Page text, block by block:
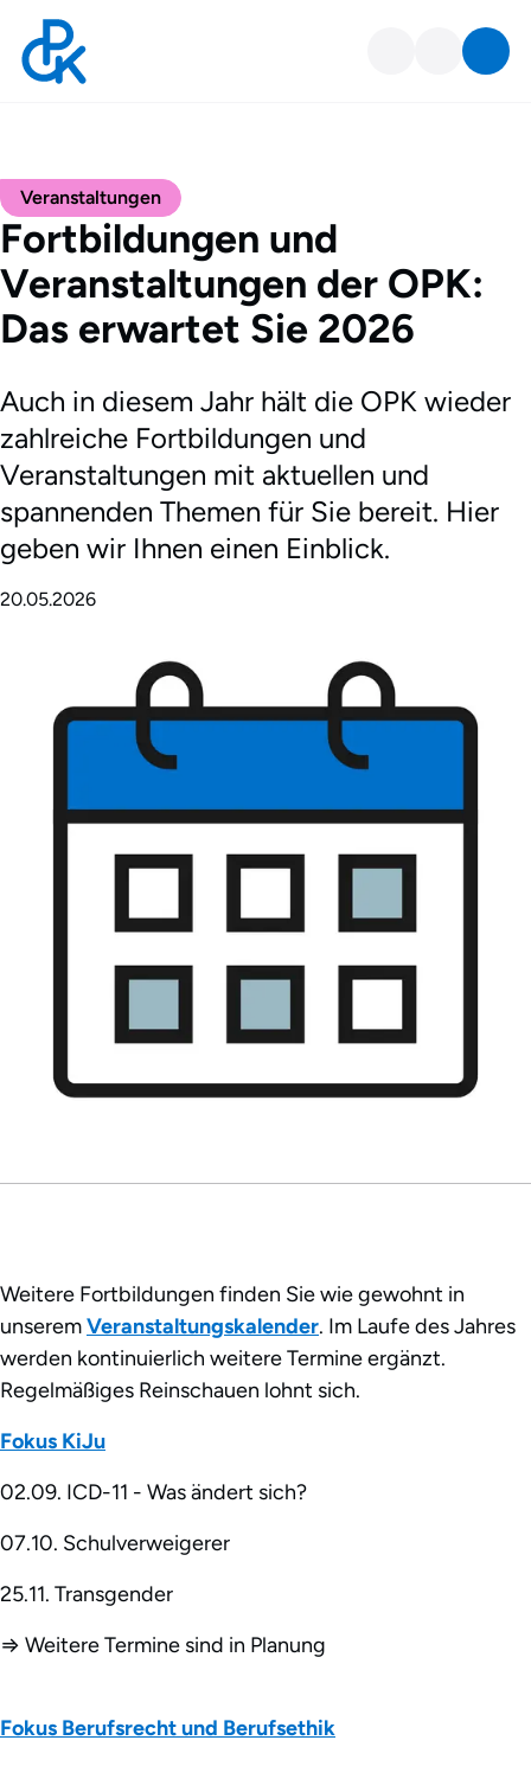
Fortbildungen und
Veranstaltungen der OPK:
Das erwartet Sie 2026
20.05.2026
Auch in diesem Jahr hält die OPK wieder
zahlreiche Fortbildungen und
Veranstaltungen mit aktuellen und
spannenden Themen für Sie bereit. Hier
geben wir Ihnen einen Einblick.
Veranstaltungen
Weitere Fortbildungen finden Sie wie gewohnt in
unseremVeranstaltungskalender. Im Laufe des Jahres
werden kontinuierlich weitere Termine ergänzt.
Regelmäßiges Reinschauen lohnt sich.
Fokus KiJu
02.09. ICD-11 - Was ändert sich?
07.10. Schulverweigerer
25.11. Transgender
⇒ Weitere Termine sind in Planung
Fokus Berufsrecht und Berufsethik